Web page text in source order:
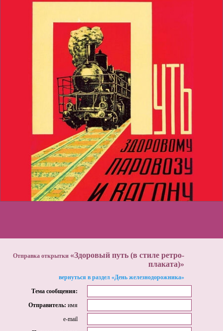
Отправка открытки «Здоровый путь (в стиле ретро-
плаката)»
вернуться в раздел «День железнодорожника»
Тема сообщения:
Отправитель: имя
e-mail